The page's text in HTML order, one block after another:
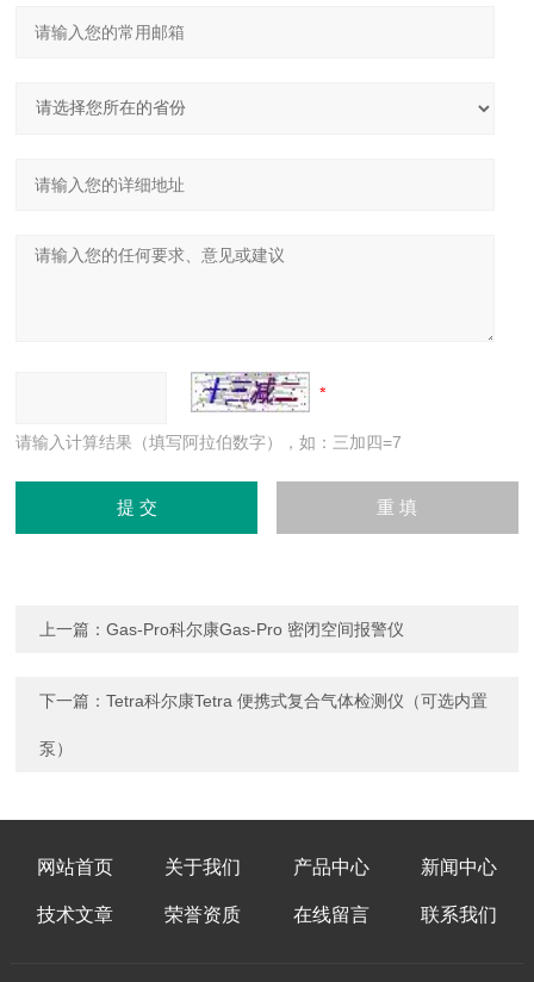
请输入计算结果（填写阿拉伯数字），如：三加四=7
上一篇：Gas-Pro科尔康Gas-Pro 密闭空间报警仪
下一篇：Tetra科尔康Tetra 便携式复合气体检测仪（可选内置
泵）
网站首页 关于我们 产品中心 新闻中心
技术文章 荣誉资质 在线留言 联系我们